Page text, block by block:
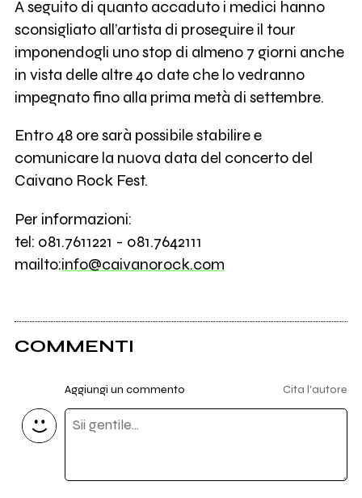
A seguito di quanto accaduto i medici hanno
sconsigliato all’artista di proseguire il tour
imponendogli uno stop di almeno 7 giorni anche
in vista delle altre 40 date che lo vedranno
impegnato fino alla prima metà di settembre.
Entro 48 ore sarà possibile stabilire e
comunicare la nuova data del concerto del
Caivano Rock Fest.
Per informazioni:
tel: 081.7611221 - 081.7642111
mailto:info@caivanorock.com
COMMENTI
Aggiungi un commento Cita l'autore